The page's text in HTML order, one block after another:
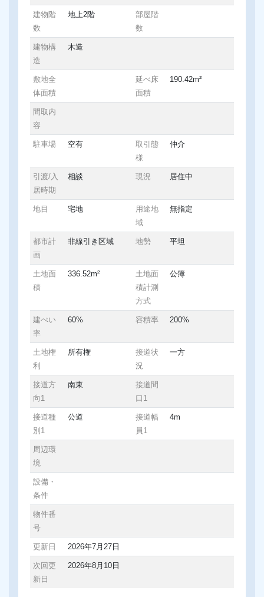
建物階
数
地上2階
部屋階
数
建物構
造
木造
敷地全
体面積
延べ床
面積
190.42m²
間取内
容
駐車場 空有
取引態
様
仲介
引渡/入
居時期
相談 現況 居住中
地目 宅地
用途地
域
無指定
都市計
画
非線引き区域 地勢 平坦
土地面
積
336.52m²
土地面
積計測
方式
公簿
建ぺい
率
60% 容積率 200%
土地権
利
所有権
接道状
況
一方
接道方
向1
南東
接道間
口1
接道種
別1
公道
接道幅
員1
4m
周辺環
境
設備・
条件
物件番
号
更新日 2026年7月27日
次回更
新日
2026年8月10日